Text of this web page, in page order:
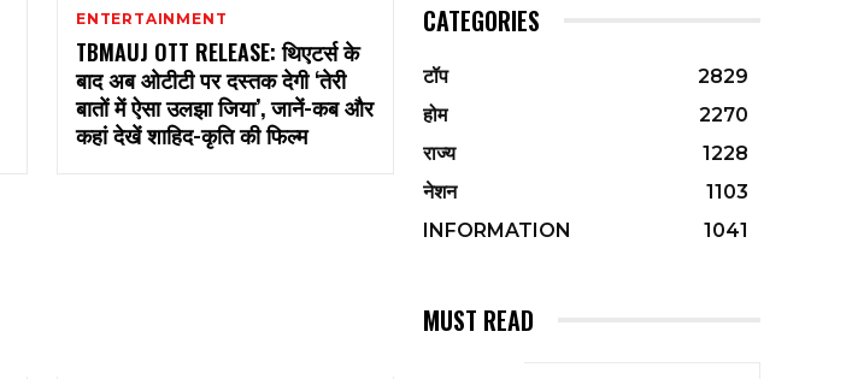
ENTERTAINMENT
TBMAUJ OTT RELEASE: थिएटर्स के
बाद अब ओटीटी पर दस्तक देगी ‘तेरी
बातों में ऐसा उलझा जिया’, जानें-कब और
कहां देखें शाहिद-कृति की फिल्म
CATEGORIES
टॉप
2829
होम
2270
राज्य
1228
नेशन
1103
INFORMATION
1041
MUST READ